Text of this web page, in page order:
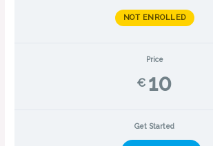
NOT ENROLLED
Price
€ 10
Get Started